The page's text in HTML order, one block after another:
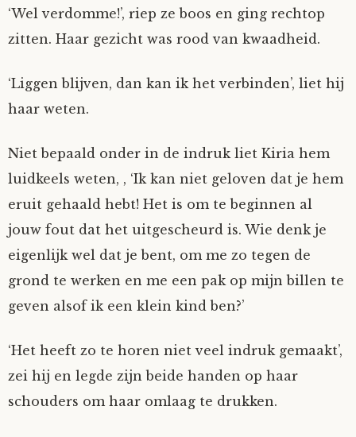
‘Wel verdomme!’, riep ze boos en ging rechtop
zitten. Haar gezicht was rood van kwaadheid.
‘Liggen blijven, dan kan ik het verbinden’, liet hij
haar weten.
Niet bepaald onder in de indruk liet Kiria hem
luidkeels weten, , ‘Ik kan niet geloven dat je hem
eruit gehaald hebt! Het is om te beginnen al
jouw fout dat het uitgescheurd is. Wie denk je
eigenlijk wel dat je bent, om me zo tegen de
grond te werken en me een pak op mijn billen te
geven alsof ik een klein kind ben?’
‘Het heeft zo te horen niet veel indruk gemaakt’,
zei hij en legde zijn beide handen op haar
schouders om haar omlaag te drukken.